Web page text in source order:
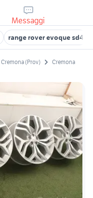
Messaggi
range rover evoque sd4
Cremona (Prov) Cremona